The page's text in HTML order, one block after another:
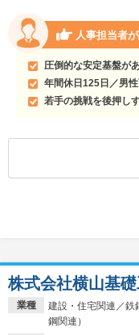
人事担当者
圧倒的な安定基盤が
年間休日125日／男
若手の挑戦を後押し
業種
建設・住宅関連／鉄
鋼関連）
株式会社横山基